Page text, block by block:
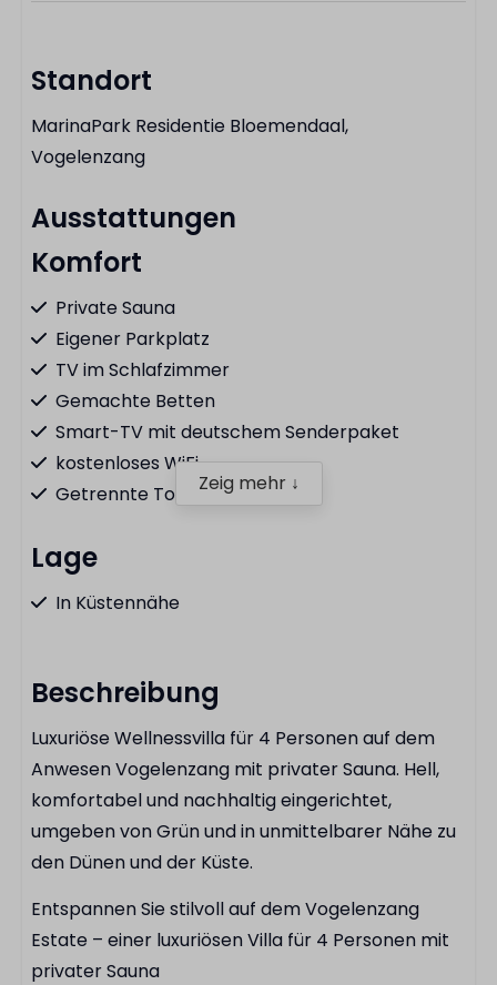
Standort
MarinaPark Residentie Bloemendaal,
Vogelenzang
Ausstattungen
Komfort
Private Sauna
Eigener Parkplatz
TV im Schlafzimmer
Gemachte Betten
Smart-TV mit deutschem Senderpaket
kostenloses WiFi
Getrennte Toilette
Lage
In Küstennähe
Kochfeld
Kombi-Mikrowelle
Wasserkocher
Besteck
Pfannenset
Toaster
Kaffeekapselmaschine
Kühlschrank mit Gefrierfach
Zeig mehr ↓
Beschreibung
Luxuriöse Wellnessvilla für 4 Personen auf dem
Anwesen Vogelenzang mit privater Sauna. Hell,
komfortabel und nachhaltig eingerichtet,
umgeben von Grün und in unmittelbarer Nähe zu
den Dünen und der Küste.
Entspannen Sie stilvoll auf dem Vogelenzang
Estate – einer luxuriösen Villa für 4 Personen mit
privater Sauna